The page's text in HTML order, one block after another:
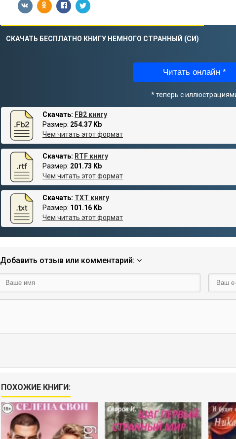
СКАЧАТЬ БЕСПЛАТНО КНИГУ НЕМНОГО СТРАННЫЙ (СИ)
Читать онлайн *
* теперь с
Скачать: FB2 книгу
Размер: 254.37 Kb
Чем читать этот формат
Скачать: RTF книгу
Размер: 201.73 Kb
Чем читать этот формат
Скачать: TXT книгу
Размер: 101.16 Kb
Чем читать этот формат
Добавить отзыв или комментарий:
ПОХОЖИЕ КНИГИ: